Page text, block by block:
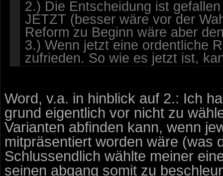
2.) Die Entscheidung ist
JETZT (besser wäre vor der
Reform zu Beginn wäre aber
3.) Wenn jetzt eine ordentliche
zufrieden. So wie es jetzt ist,
Word, v.a. in hinblick auf 2.: Ich
grund eigentlich vor nicht zu
Varianten abfinden kann, wenn
mitpräsentiert worden wäre (was
Schlussendlich wählte meiner
seinen abgang somit zu